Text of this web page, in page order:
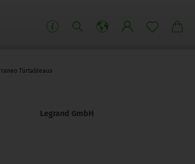
Türtableaus
Legrand GmbH